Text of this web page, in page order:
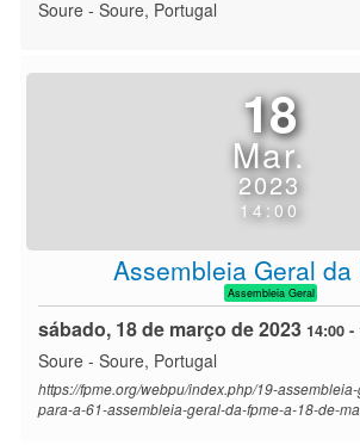
Soure - Soure, Portugal
18
Mar.
2023
14:00
Assembleia Geral da
Assembleia Geral
sábado, 18 de março de 2023 14:00 -
Soure - Soure, Portugal
https://fpme.org/webpu/index.php/19-
para-a-61-assembleia-geral-da-fpme-a-18-de-